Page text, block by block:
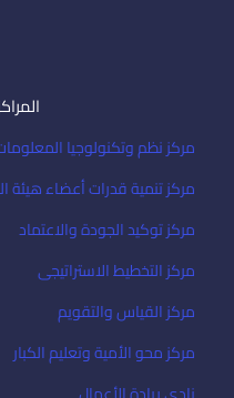
مركز نظم وتكنولوجيا
مركز تنمية قدرات أعضاء هيئة
مركز توكيد الجودة والاعتماد
مركز التخطيط الاستراتيجى
مركز القياس والتقويم
مركز محو الأمية وتعليم الكبار